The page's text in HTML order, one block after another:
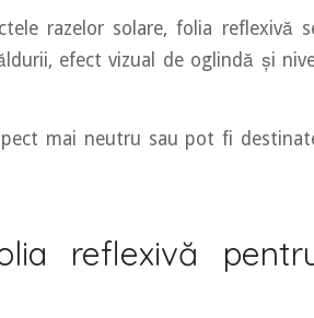
razelor solare, folia reflexivă
efect vizual de oglindă și
mai neutru sau pot fi
reflexivă